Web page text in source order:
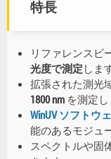
特長
リファレンスビ
光度で測定 しま
拡張された測光
1800 nmを測定し
WinUV ソフトウ
能のあるモジュ
スペクトルや固